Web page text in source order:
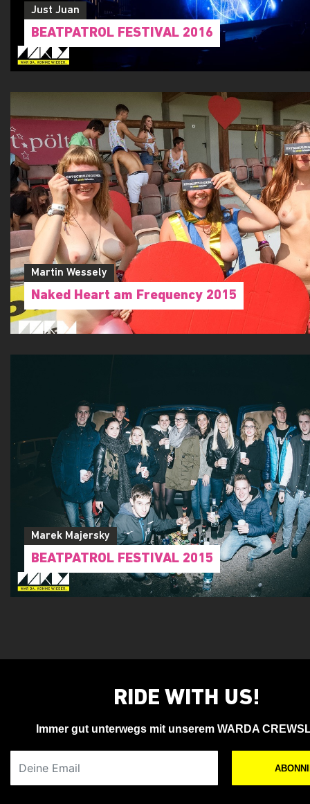
Just Juan
BEATPATROL FESTIVAL 2016
Martin Wessely
Naked Heart am Frequency 2015
Marek Majersky
BEATPATROL FESTIVAL 2015
RIDE WITH US!
Immer gut unterwegs mit unserem WARDA
Deine Email